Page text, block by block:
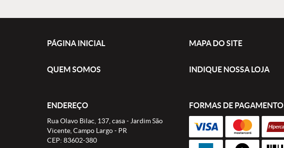
PÁGINA INICIAL MAPA DO SITE
QUEM SOMOS INDIQUE NOSSA LOJA
ENDEREÇO
Rua Olavo Bilac, 137, casa- Jardim São
Vicente, Campo Largo- PR
CEP: 83602-380
FORMAS DE PAGAMENTO